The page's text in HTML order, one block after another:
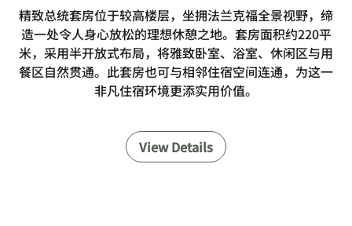
精致总统套房位于较高楼层，坐拥法兰克福全景视野，缔
造一处令人身心放松的理想休憩之地。套房面积约220平
米，采用半开放式布局，将雅致卧室、浴室、休闲区与用
餐区自然贯通。此套房也可与相邻住宿空间连通，为这一
非凡住宿环境更添实用价值。
View Details